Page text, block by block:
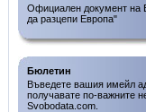
Официален документ на
да разцепи Европа"
Бюлетин
Въведете вашия имейл
получавате по-важните
Svobodata.com.